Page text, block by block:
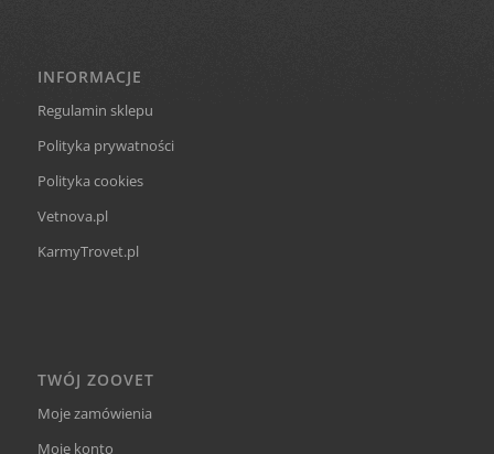
INFORMACJE
Regulamin sklepu
Polityka prywatności
Polityka cookies
Vetnova.pl
KarmyTrovet.pl
TWÓJ ZOOVET
Moje zamówienia
Moje konto